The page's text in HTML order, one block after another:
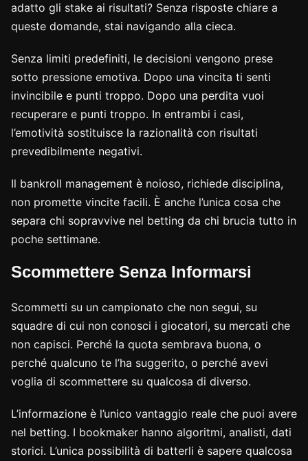
adatto gli stake ai risultati? Senza risposte chiare a
queste domande, stai navigando alla cieca.
Senza limiti predefiniti, le decisioni vengono prese
sotto pressione emotiva. Dopo una vincita ti senti
invincibile e punti troppo. Dopo una perdita vuoi
recuperare e punti troppo. In entrambi i casi,
l’emotività sostituisce la razionalità con risultati
prevedibilmente negativi.
Il bankroll management è noioso, richiede disciplina,
non promette vincite facili. È anche l’unica cosa che
separa chi sopravvive nel betting da chi brucia tutto in
poche settimane.
Scommettere Senza Informarsi
Scommetti su un campionato che non segui, su
squadre di cui non conosci i giocatori, su mercati che
non capisci. Perché la quota sembrava buona, o
perché qualcuno te l’ha suggerito, o perché avevi
voglia di scommettere su qualcosa di diverso.
L’informazione è l’unico vantaggio reale che puoi avere
nel betting. I bookmaker hanno algoritmi, analisti, dati
storici. L’unica possibilità di batterli è sapere qualcosa